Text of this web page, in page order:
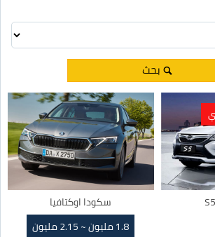
بحث
سكودا اوكتافيا
1.8 مليون ~ 2.15 مليون